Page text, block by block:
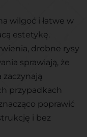
wilgoć i łatwe w
estetykę.
drobne rysy
sprawiają, że
przypadkach
poprawić
i bez